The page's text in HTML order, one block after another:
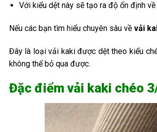
Với kiểu dệt này sẽ tạo ra độ ổn định
Nếu các bạn tìm hiểu chuyên sâu về vải
Đây là loại vải kaki được dệt theo kiểu
không thể bỏ qua được.
Đặc điểm vải kaki chéo